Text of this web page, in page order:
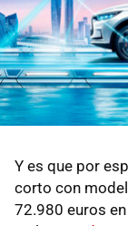
Y es que por
corto con
72.980 euros